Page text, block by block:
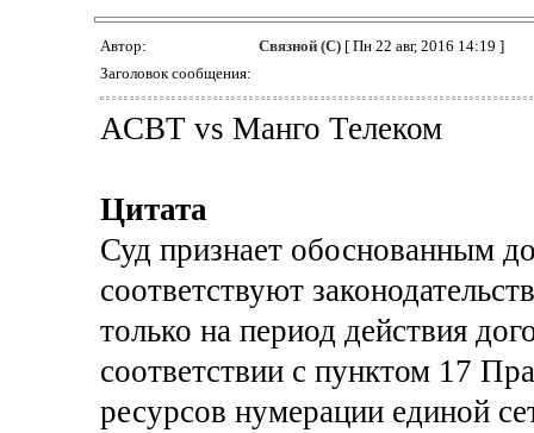
Автор: Связной (С)[ Пн 22 авг, 2016 14:19 ]
Заголовок сообщения:
АСВТ vs Манго Телеком
Цитата
Суд признает обоснованным
соответствуют
только на период действия
соответствии с пунктом 17
ресурсов нумерации единой